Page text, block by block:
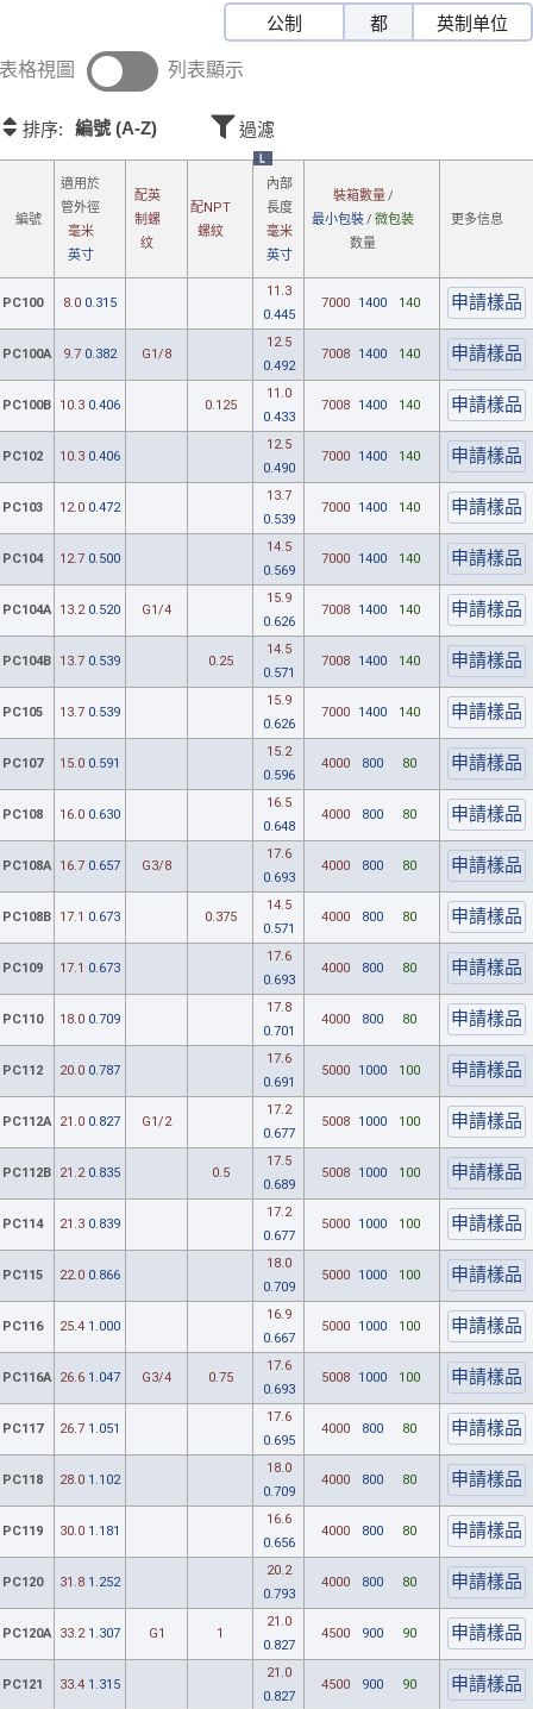
公制 都 英制单位
表格視圖 列表顯示
排序: 編號 (A-Z) 過濾
編號
適用於
管外徑
毫米
英寸
配英
制螺
纹
配NPT
螺紋
L
內部
長度
毫米
英寸
裝箱數量/
最小包裝/ 微包装
数量
更多信息
PC100 8.0 0.315
11.3
0.445
7000 1400 140
PC100A 9.7 0.382 G1/8
12.5
0.492
7008 1400 140
PC100B 10.3 0.406 0.125
11.0
0.433
7008 1400 140
PC102 10.3 0.406
12.5
0.490
7000 1400 140
PC103 12.0 0.472
13.7
0.539
7000 1400 140
PC104 12.7 0.500
14.5
0.569
7000 1400 140
PC104A 13.2 0.520 G1/4
15.9
0.626
7008 1400 140
PC104B 13.7 0.539 0.25
14.5
0.571
7008 1400 140
PC105 13.7 0.539
15.9
0.626
7000 1400 140
PC107 15.0 0.591
15.2
0.596
4000 800 80
PC108 16.0 0.630
16.5
0.648
4000 800 80
PC108A 16.7 0.657 G3/8
17.6
0.693
4000 800 80
PC108B 17.1 0.673 0.375
14.5
0.571
4000 800 80
PC109 17.1 0.673
17.6
0.693
4000 800 80
PC110 18.0 0.709
17.8
0.701
4000 800 80
PC112 20.0 0.787
17.6
0.691
5000 1000 100
PC112A 21.0 0.827 G1/2
17.2
0.677
5008 1000 100
PC112B 21.2 0.835 0.5
17.5
0.689
5008 1000 100
PC114 21.3 0.839
17.2
0.677
5000 1000 100
PC115 22.0 0.866
18.0
0.709
5000 1000 100
PC116 25.4 1.000
16.9
0.667
5000 1000 100
PC116A 26.6 1.047 G3/4 0.75
17.6
0.693
5008 1000 100
PC117 26.7 1.051
17.6
0.695
4000 800 80
PC118 28.0 1.102
18.0
0.709
4000 800 80
PC119 30.0 1.181
16.6
0.656
4000 800 80
PC120 31.8 1.252
20.2
0.793
4000 800 80
PC120A 33.2 1.307 G1 1
21.0
0.827
4500 900 90
PC121 33.4 1.315
21.0
0.827
4500 900 90